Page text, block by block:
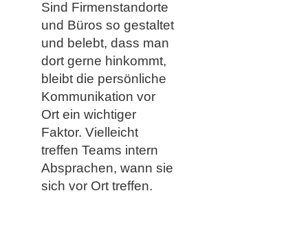
Sind Firmenstandorte
und Büros so gestaltet
und belebt, dass man
dort gerne hinkommt,
bleibt die persönliche
Kommunikation vor
Ort ein wichtiger
Faktor. Vielleicht
treffen Teams intern
Absprachen, wann sie
sich vor Ort treffen.